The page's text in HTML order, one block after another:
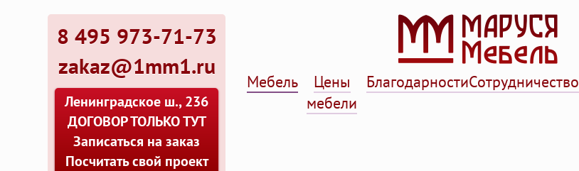
8 495 973-71-73
zakaz@1mm1.ru
Ленинградское ш., 236
ДОГОВОР ТОЛЬКО ТУТ
Записаться на заказ
Посчитать свой проект
Мебель
Цены
мебели
БлагодарностиСотрудничество